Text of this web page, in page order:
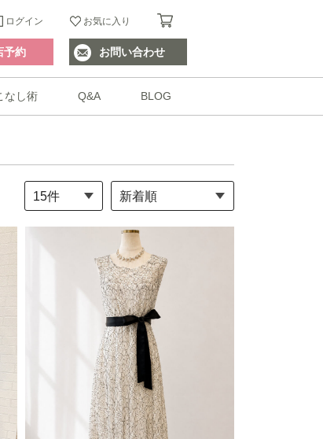
ログイン お気に入り
予約 お問い合わせ
なし術 Q&A BLOG